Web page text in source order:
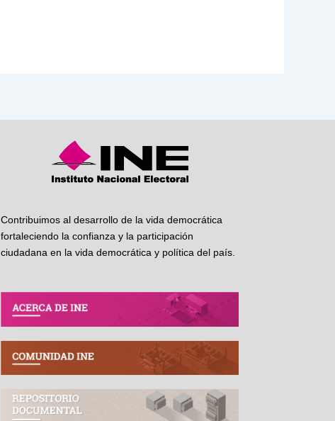
Contribuimos al desarrollo de la vida democrática
fortaleciendo la confianza y la participación
ciudadana en la vida democrática y política del país.